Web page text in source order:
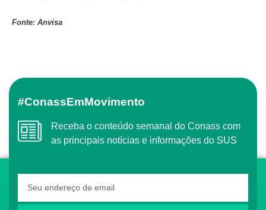
Fonte: Anvisa
#ConassEmMovimento
Receba o conteúdo semanal do Conass com
as principais notícias e informações do SUS